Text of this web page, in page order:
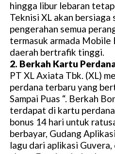
hingga libur lebaran
Teknisi XL akan bersiaga
pengerahan semua
termasuk armada Mobile
daerah bertrafik tinggi.
2. Berkah Kartu
PT XL Axiata Tbk. (XL)
perdana terbaru yang
Sampai Puas “. Berkah
terdapat di kartu
bonus 14 hari untuk
berbayar, Gudang
lagu dari aplikasi Guvera,